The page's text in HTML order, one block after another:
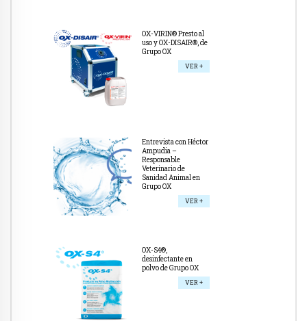
OX-VIRIN® Presto al
uso y OX-DISAIR®, de
Grupo OX
VER +
Entrevista con Héctor
Ampudia –
Responsable
Veterinario de
Sanidad Animal en
Grupo OX
VER +
OX-S4®,
desinfectante en
polvo de Grupo OX
VER +